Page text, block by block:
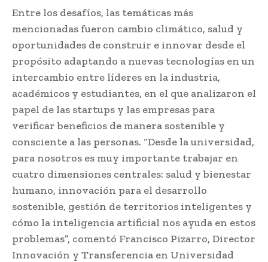
Entre los desafíos, las temáticas más
mencionadas fueron cambio climático, salud y
oportunidades de construir e innovar desde el
propósito adaptando a nuevas tecnologías en un
intercambio entre líderes en la industria,
académicos y estudiantes, en el que analizaron el
papel de las startups y las empresas para
verificar beneficios de manera sostenible y
consciente a las personas. “Desde la universidad,
para nosotros es muy importante trabajar en
cuatro dimensiones centrales: salud y bienestar
humano, innovación para el desarrollo
sostenible, gestión de territorios inteligentes y
cómo la inteligencia artificial nos ayuda en estos
problemas”, comentó Francisco Pizarro, Director
Innovación y Transferencia en Universidad